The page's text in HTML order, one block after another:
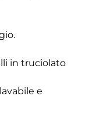
in truciolato
e